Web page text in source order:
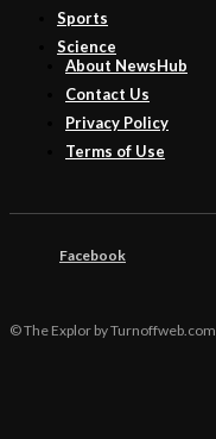
Sports
Science
About NewsHub
Contact Us
Privacy Policy
Terms of Use
Facebook
© The Explor by Turnoffweb.com